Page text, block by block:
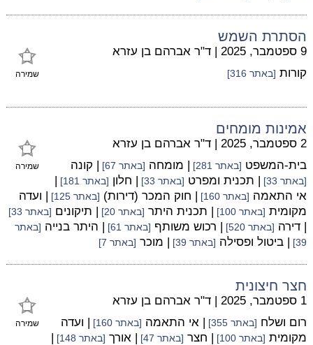
הסתרת השמש
שמירה
9 ספטמבר, 2025 | ד"ר אברהם בן עזרא
קורות [באתר 316]
אמינות מומחים
שמירה
2 ספטמבר, 2025 | ד"ר אברהם בן עזרא
בית-המשפט [באתר 281] | מומחה [באתר 67] | קונה
[באתר 33] | תכנית ומפרט [באתר 33] | חלון [באתר 181]
|
אי התאמה [באתר 160] | חוק המכר (דירות) [באתר 125]
| ועדה
מקומית [באתר 100] | תכנית היתר [באתר 20] | תיקונים [באתר 33]
| דירה [באתר 520] | רכוש משותף [באתר 61] | היתר בנייה [באתר
39]
| ביטול ופסילה [באתר 39] | מוכר [באתר 7]
חצר חיצונית
שמירה
1 ספטמבר, 2025 | ד"ר אברהם בן עזרא
רום ושלח [באתר 355] | אי התאמה [באתר 160]
| ועדה
מקומית [באתר 100] | חצר [באתר 47] | אורך [באתר 148]
|